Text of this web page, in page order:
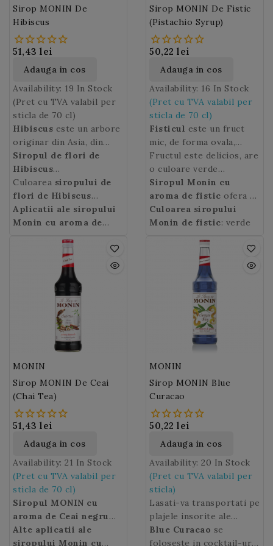
Sirop MONIN De
Hibiscus
51,43 lei
Adauga in cos
Availability: 19 In Stock
(Pret cu TVA valabil per
sticla de 70 cl)
Hibiscus este un arbore
originar din Asia, din
familia malvaceelor, cu
flori decorative.
de Hibiscussunt
cultivate in special
pentru proprietatile lor
medicinale, dar sunt si
Siropul de flori de
Hibiscus
MONINrestituie
bauturilor si
deserturilor
dumneavoastra aroma
florilor usor lamaioase si
un delicat gust aspru,
care aminteste de afine.
Culoarea siropului de
flori de Hibiscus
MONIN: rosu inchis.
Aplicatii ale siropului
Monin cu aroma de
Monin a creat
un sirop de flori de
Hibiscus ce ofera o nota
atipica si unica cocktail-
urilor, vinurilor aromate,
cocktail-urilor fara
alcool, ceaiului inghetat,
limonadelor si soda.
Sirop MONIN De Fistic
(Pistachio Syrup)
50,22 lei
Adauga in cos
Availability: 16 In Stock
(Pret cu TVA valabil per
sticla de 70 cl)
Fisticul este un fruct
mic, de forma ovala,
protejat de o cochilie
tare care se deschide
singura cand fructul este
copt. Fisticul creste pe
fistic, un arbore originar
din Asia Centrala si
Fructul este delicios, are
o culoare verde
frumoasa si se preteaza
la multe retete dulci si
sarate.
Siropul Monin cu
aroma de fistic ofera o
aroma dulce si delicata
de nuci prajite in bauturi
cafelele, cocktailurile
Culoarea siropului
Monin de fistic: verde
MONIN
Sirop MONIN De Ceai
(Chai Tea)
51,43 lei
Adauga in cos
Availability: 21 In Stock
(Pret cu TVA valabil per
sticla de 70 cl)
Siropul MONIN cu
aroma de Ceai negru
Masala (Masala Chaï
sau prescurtat
Alte aplicatii ale
siropului Monin cu
MONIN
Sirop MONIN Blue
Curacao
50,22 lei
Adauga in cos
Availability: 20 In Stock
(Pret cu TVA valabil per
sticla)
Lasati-va transportati pe
plajele insorite ale
insulei Curacao, un
paradis tropical din
Blue Curacao se
folosește in cocktail-uri,